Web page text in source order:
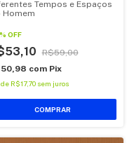
Tempos e Espaços
Homem
% OFF
R$59,00
com Pix
de R$17,70 sem juros
COMPRAR